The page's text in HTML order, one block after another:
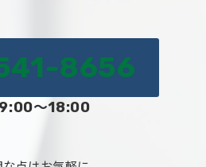
8656
～18:00